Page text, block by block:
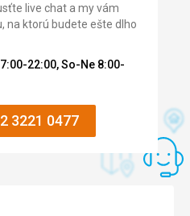
live chat a my vám
na ktorú budete ešte dlho
22:00, So-Ne 8:00-
3221 0477